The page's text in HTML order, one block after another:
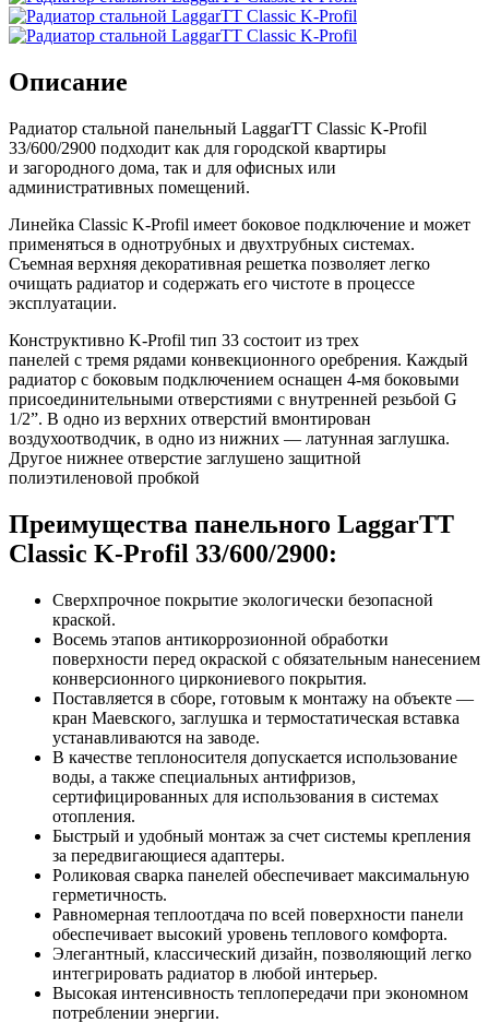
Описание
Радиатор стальной панельный LaggarTT Classic K-Profil
33/600/2900 подходит как для городской квартиры
и загородного дома, так и для офисных или
административных помещений.
Линейка Classic K-Profil имеет боковое подключение и может
применяться в однотрубных и двухтрубных системах.
Съемная верхняя декоративная решетка позволяет легко
очищать радиатор и содержать его чистоте в процессе
эксплуатации.
Конструктивно K-Profil тип 33 состоит из трех
панелей с тремя рядами конвекционного оребрения. Каждый
радиатор с боковым подключением оснащен 4-мя боковыми
присоединительными отверстиями с внутренней резьбой G
1/2”. В одно из верхних отверстий вмонтирован
воздухоотводчик, в одно из нижних — латунная заглушка.
Другое нижнее отверстие заглушено защитной
полиэтиленовой пробкой
Преимущества панельного LaggarTT
Classic K-Profil 33/600/2900:
Сверхпрочное покрытие экологически безопасной
краской.
Восемь этапов антикоррозионной обработки
поверхности перед окраской с обязательным нанесением
конверсионного циркониевого покрытия.
Поставляется в сборе, готовым к монтажу на объекте —
кран Маевского, заглушка и термостатическая вставка
устанавливаются на заводе.
В качестве теплоносителя допускается использование
воды, а также специальных антифризов,
сертифицированных для использования в системах
отопления.
Быстрый и удобный монтаж за счет системы крепления
за передвигающиеся адаптеры.
Роликовая сварка панелей обеспечивает максимальную
герметичность.
Равномерная теплоотдача по всей поверхности панели
обеспечивает высокий уровень теплового комфорта.
Элегантный, классический дизайн, позволяющий легко
интегрировать радиатор в любой интерьер.
Высокая интенсивность теплопередачи при экономном
потреблении энергии.